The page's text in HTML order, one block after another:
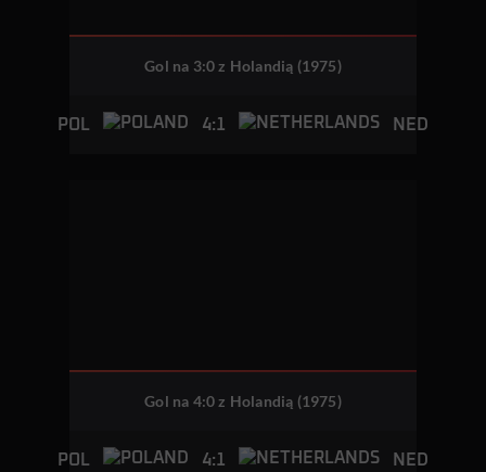
Gol na 3:0 z Holandią (1975)
POL 4:1 NED
Gol na 4:0 z Holandią (1975)
POL 4:1 NED